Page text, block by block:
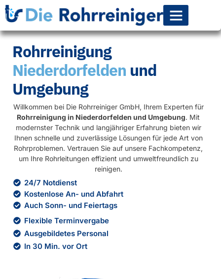
Rohrreinigung
Niederdorfelden und
Umgebung
Willkommen bei Die Rohrreiniger GmbH, Ihrem Experten für
Rohrreinigung in Niederdorfelden und Umgebung. Mit
modernster Technik und langjähriger Erfahrung bieten wir
Ihnen schnelle und zuverlässige Lösungen für jede Art von
Rohrproblemen. Vertrauen Sie auf unsere Fachkompetenz,
um Ihre Rohrleitungen effizient und umweltfreundlich zu
reinigen.
24/7 Notdienst
Kostenlose An- und Abfahrt
Auch Sonn- und Feiertags
Flexible Terminvergabe
Ausgebildetes Personal
In 30 Min. vor Ort